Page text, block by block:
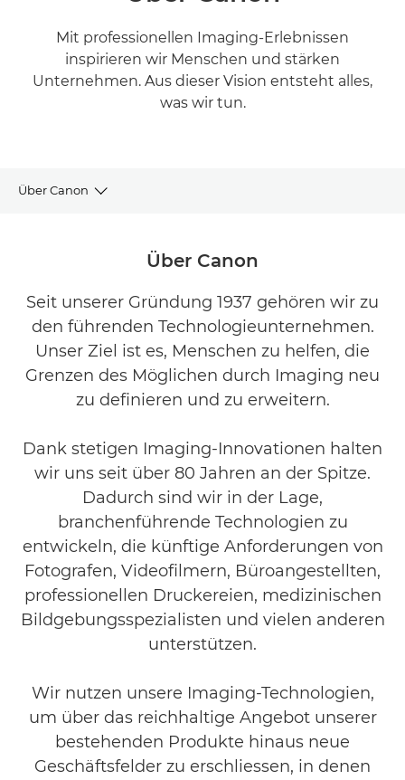
Mit professionellen Imaging-Erlebnissen
inspirieren wir Menschen und stärken
Unternehmen. Aus dieser Vision entsteht alles,
was wir tun.
Über Canon
Newsroom
Sponsoring
Über Canon
Seit unserer Gründung 1937 gehören wir zu
den führenden Technologieunternehmen.
Unser Ziel ist es, Menschen zu helfen, die
Grenzen des Möglichen durch Imaging neu
zu definieren und zu erweitern.
Dank stetigen Imaging-Innovationen halten
wir uns seit über 80 Jahren an der Spitze.
Dadurch sind wir in der Lage,
branchenführende Technologien zu
entwickeln, die künftige Anforderungen von
Fotografen, Videofilmern, Büroangestellten,
professionellen Druckereien, medizinischen
Bildgebungsspezialisten und vielen anderen
unterstützen.
Wir nutzen unsere Imaging-Technologien,
um über das reichhaltige Angebot unserer
bestehenden Produkte hinaus neue
Geschäftsfelder zu erschliessen, in denen